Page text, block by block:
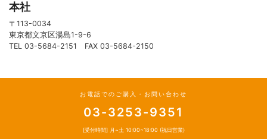
本社
〒113-0034
東京都文京区湯島1-9-6
TEL 03-5684-2151 FAX 03-5684-2150
お電話でのご購入・お問い合わせ
03-3253-9351
[受付時間] 月~土 10:00~18:00 (祝日営業)